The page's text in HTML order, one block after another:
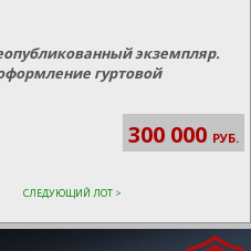
экземпляр.
гуртовой
300 000 РУБ.
СЛЕДУЮЩИЙ ЛОТ >